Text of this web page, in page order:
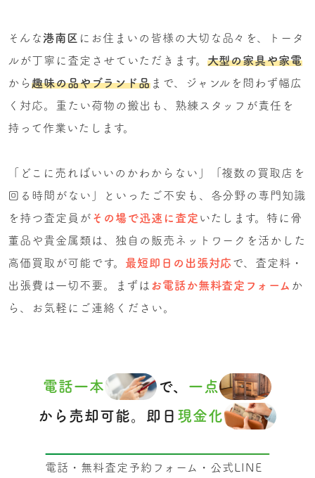
そんな港南区 にお住まいの皆様の大切な品々を、トータ
ルが丁寧に査定させていただきます。 大型の家具や家電
から趣味の品やブランド品まで、ジャンルを問わず幅広
く対応。重たい荷物の搬出も、熟練スタッフが責任を
持って作業いたします。
「どこに売ればいいのかわからない」「複数の買取店を
回る時間がない」といったご不安も、各分野の専門知識
を持つ査定員が その場で迅速に査定 いたします。特に骨
董品や貴金属類は、独自の販売ネットワークを活かした
高価買取が可能です。 最短即日の出張対応で、査定料・
出張費は一切不要。まずは お電話か無料査定フォーム か
ら、お気軽にご連絡ください。
電話一本 で、 一点
から売却可能。即日 現金化
電話・無料査定予約フォーム・公式LINE